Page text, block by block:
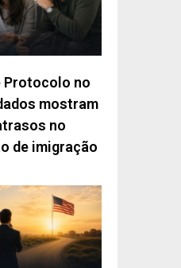
Protocolo no
mostram
no
de imigração